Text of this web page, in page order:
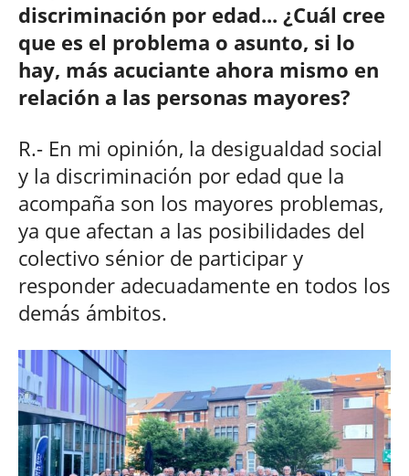
discriminación por edad... ¿Cuál cree
que es el problema o asunto, si lo
hay, más acuciante ahora mismo en
relación a las personas mayores?
R.- En mi opinión, la desigualdad social
y la discriminación por edad que la
acompaña son los mayores problemas,
ya que afectan a las posibilidades del
colectivo sénior de participar y
responder adecuadamente en todos los
demás ámbitos.